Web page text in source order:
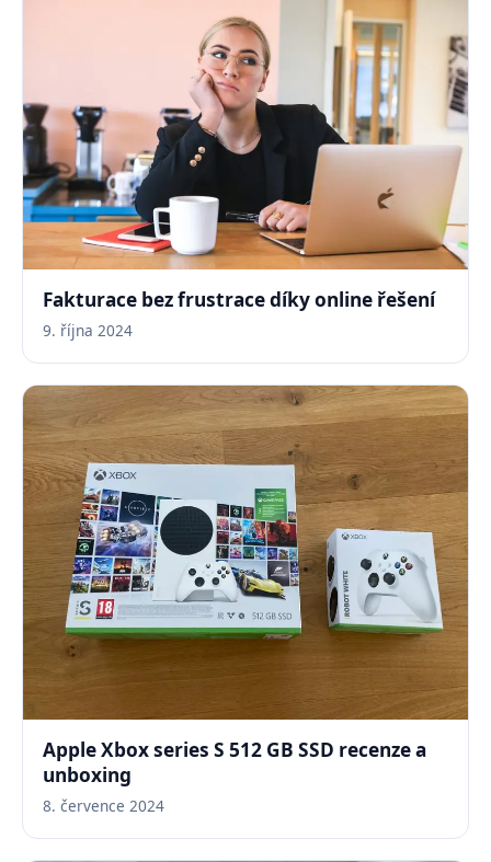
Fakturace bez frustrace díky online řešení
9. října 2024
Apple Xbox series S 512 GB SSD recenze a
unboxing
8. července 2024